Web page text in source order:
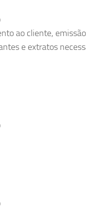
ao cliente,
e extratos